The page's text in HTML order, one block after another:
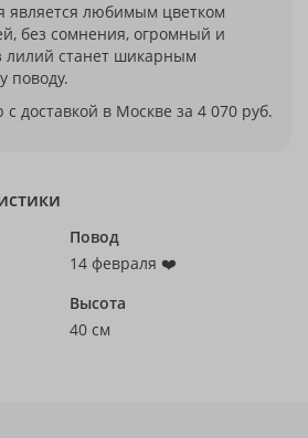
является любимым цветком
без сомнения, огромный и
лилий станет шикарным
поводу.
с доставкой в Москве за 4 070 руб.
Повод
14 февраля ❤️
Высота
40 см